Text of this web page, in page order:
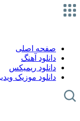
صفحه اصلی
دانلود آهنگ
دانلود ریمیکس
دانلود موزیک